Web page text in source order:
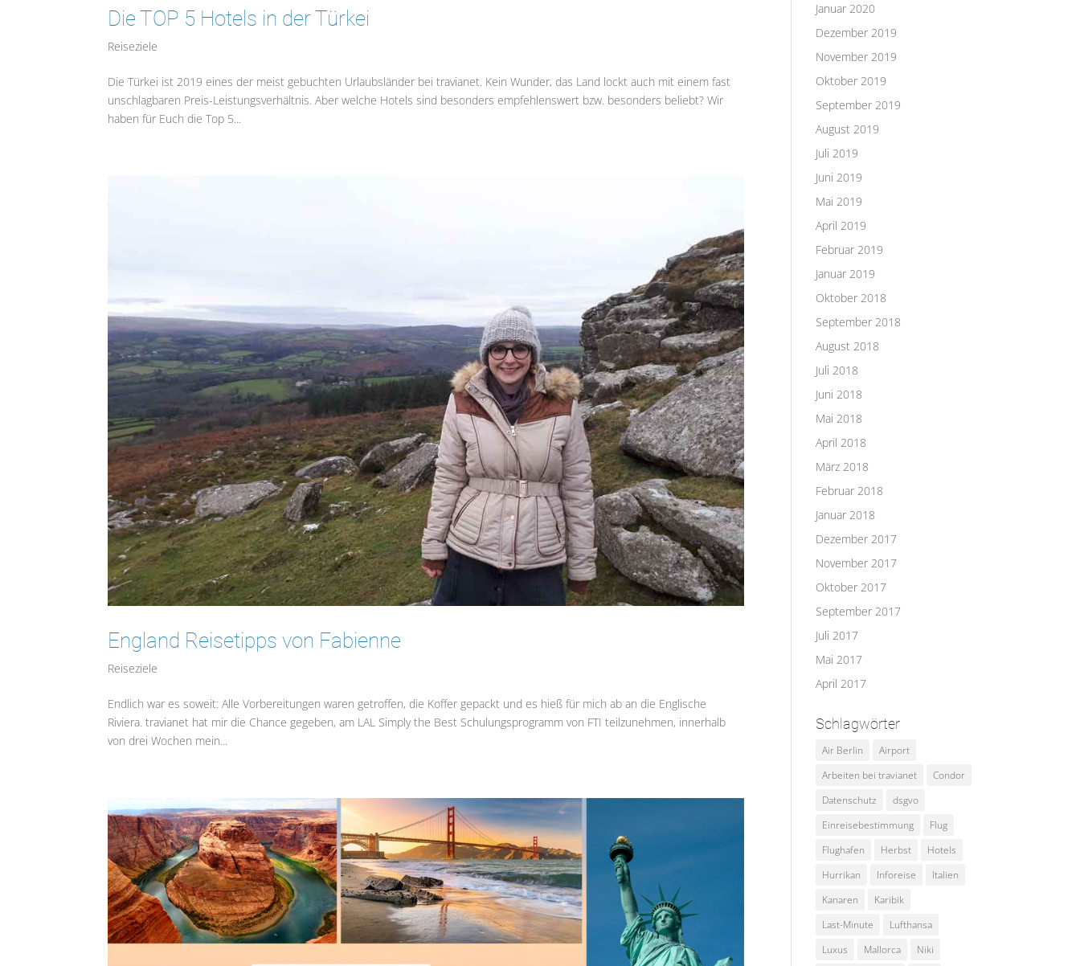
Die TOP 5 Hotels in der Türkei
Reiseziele
Die Türkei ist 2019 eines der meist gebuchten Urlaubsländer bei travianet. Kein Wunder, das Land lockt auch mit einem fast
unschlagbaren Preis-Leistungsverhältnis. Aber welche Hotels sind besonders empfehlenswert bzw. besonders beliebt? Wir
haben für Euch die Top 5...
England Reisetipps von Fabienne
Reiseziele
Endlich war es soweit: Alle Vorbereitungen waren getroffen, die Koffer gepackt und es hieß für mich ab an die Englische
Riviera. travianet hat mir die Chance gegeben, am LAL Simply the Best Schulungsprogramm von FTI teilzunehmen, innerhalb
von drei Wochen mein...
Januar 2020
Dezember 2019
November 2019
Oktober 2019
September 2019
August 2019
Juli 2019
Juni 2019
Mai 2019
April 2019
Februar 2019
Januar 2019
Oktober 2018
September 2018
August 2018
Juli 2018
Juni 2018
Mai 2018
April 2018
März 2018
Februar 2018
Januar 2018
Dezember 2017
November 2017
Oktober 2017
September 2017
Juli 2017
Mai 2017
April 2017
Schlagwörter
Air Berlin
Airport
Arbeiten bei travianet
Condor
Datenschutz
dsgvo
Einreisebestimmung
Flug
Flughafen
Herbst
Hotels
Hurrikan
Inforeise
Italien
Kanaren
Karibik
Last-Minute
Lufthansa
Luxus
Mallorca
Niki